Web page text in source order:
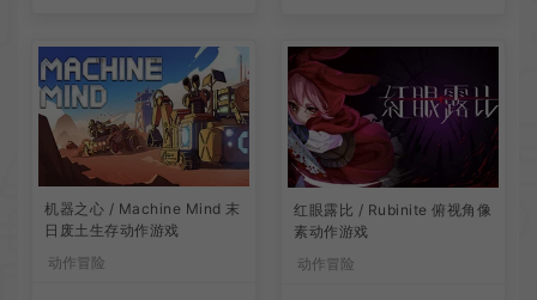
机器之心 / Machine Mind 末
日废土生存动作游戏
动作冒险
红眼露比 / Rubinite 俯视角像
素动作游戏
动作冒险